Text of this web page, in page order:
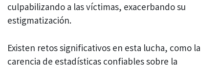
culpabilizando a las víctimas, exacerbando su
estigmatización.
Existen retos significativos en esta lucha, como la
carencia de estadísticas confiables sobre la